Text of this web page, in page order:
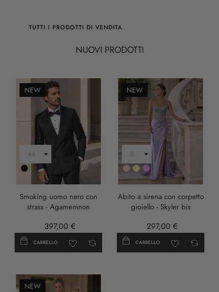
TUTTI I PRODOTTI DI VENDITA
NUOVI PRODOTTI
NEW
Nero
Smoking uomo nero con
strass - Agamemnon
397,00 €
CARRELLO
NEW
RosaOroLILLA
Abito a sirena con corpetto
gioiello - Skyler bis
297,00 €
CARRELLO
NEW